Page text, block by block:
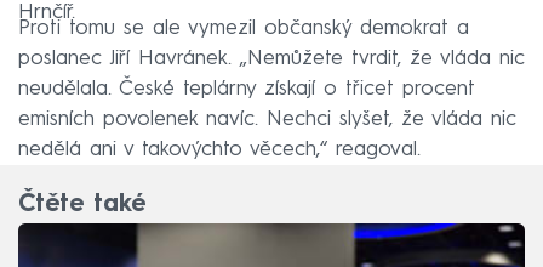
Hrnčíř.
Proti tomu se ale vymezil občanský demokrat a
poslanec Jiří Havránek. „Nemůžete tvrdit, že vláda nic
neudělala. České teplárny získají o třicet procent
emisních povolenek navíc. Nechci slyšet, že vláda nic
nedělá ani v takovýchto věcech,“ reagoval.
Čtěte také